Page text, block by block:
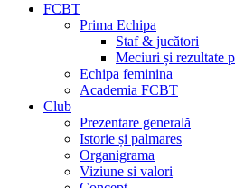
FCBT
Prima Echipa
Staf & jucători
Meciuri și rezultate
Echipa feminina
Academia FCBT
Club
Prezentare generală
Istorie și palmares
Organigrama
Viziune si valori